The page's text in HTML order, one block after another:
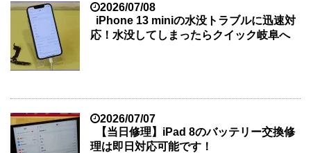
2026/07/08
iPhone 13 miniの水没トラブルに迅速対
応！水没してしまったらクイック岐阜へ
2026/07/07
【当日修理】iPad 8のバッテリー交換修
理は即日対応可能です！